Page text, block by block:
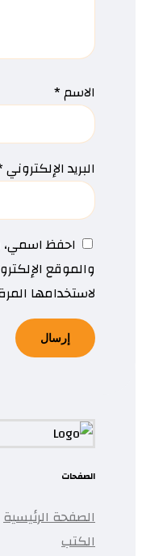
الاسم*
البريد الإلكتروني
احفظ اسمي،
والموقع
لاستخدامها
الصفحات
الصفحة الرئيسية
الكتب